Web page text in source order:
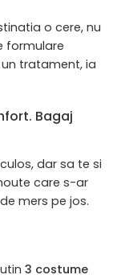
o cere, nu
formulare
tratament, ia
Bagaj
dar sa te si
care s-ar
mers pe jos.
3 costume